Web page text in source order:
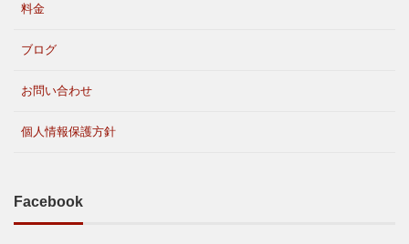
料金
ブログ
お問い合わせ
個人情報保護方針
Facebook